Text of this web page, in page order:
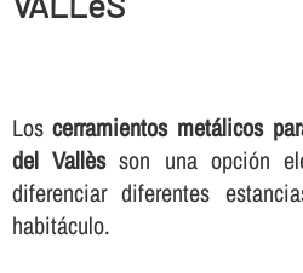
Loscerramientos metálicos
del Vallèsson una opción
diferenciar diferentes
habitáculo.